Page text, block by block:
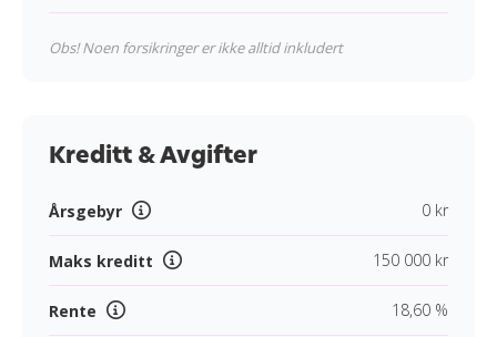
Obs! Noen forsikringer er ikke alltid inkludert
Kreditt & Avgifter
Årsgebyr 0 kr
Maks kreditt 150 000 kr
Rente 18,60 %